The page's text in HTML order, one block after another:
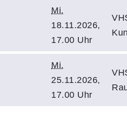
Mi.
18.11.2026,
17.00 Uhr
Mi.
25.11.2026,
17.00 Uhr